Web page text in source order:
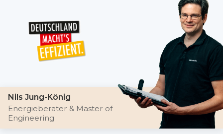
Nils Jung-König
Energieberater & Master of
Engineering